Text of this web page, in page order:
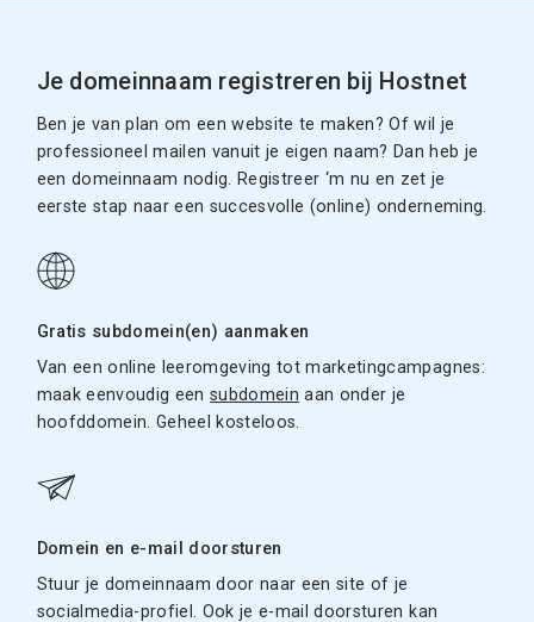
Je domeinnaam registreren bij Hostnet
Ben je van plan om een website te maken? Of wil je
professioneel mailen vanuit je eigen naam? Dan heb je
een domeinnaam nodig. Registreer ‘m nu en zet je
eerste stap naar een succesvolle (online) onderneming.
Gratis subdomein(en) aanmaken
Van een online leeromgeving tot marketingcampagnes:
maak eenvoudig eensubdomein aan onder je
hoofddomein. Geheel kosteloos.
Domein en e-mail doorsturen
Stuur je domeinnaam door naar een site of je
socialmedia-profiel. Ook je e-mail doorsturen kan